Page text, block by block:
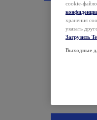
cookie-
хранения
указать
Загрузить
Выходные